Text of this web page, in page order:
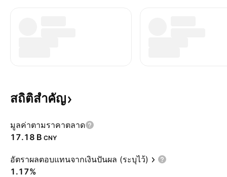
สถิติสำคัญ
มูลค่าตามราคาตลาด
‪17.18 B‬ CNY
อัตราผลตอบแทนจากเงินปันผล (ระบุไว้)
1.17%